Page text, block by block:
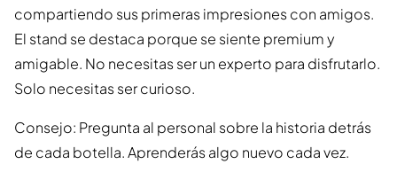
compartiendo sus primeras impresiones con amigos.
El stand se destaca porque se siente premium y
amigable. No necesitas ser un experto para disfrutarlo.
Solo necesitas ser curioso.
Consejo: Pregunta al personal sobre la historia detrás
de cada botella. Aprenderás algo nuevo cada vez.